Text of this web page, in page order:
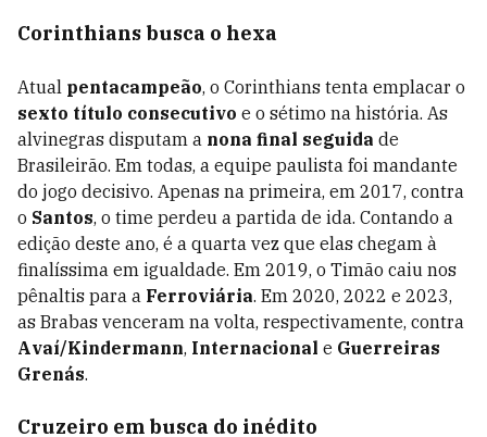
Corinthians busca o hexa
Atual pentacampeão, o Corinthians tenta emplacar o
sexto título consecutivo e o sétimo na história. As
alvinegras disputam a nona final seguida de
Brasileirão. Em todas, a equipe paulista foi mandante
do jogo decisivo. Apenas na primeira, em 2017, contra
o Santos, o time perdeu a partida de ida. Contando a
edição deste ano, é a quarta vez que elas chegam à
finalíssima em igualdade. Em 2019, o Timão caiu nos
pênaltis para a Ferroviária. Em 2020, 2022 e 2023,
as Brabas venceram na volta, respectivamente, contra
Avaí/Kindermann, Internacional e Guerreiras
Grenás.
Cruzeiro em busca do inédito